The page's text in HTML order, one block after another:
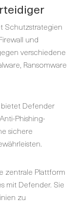
Schutzstrategien
und
verschiedene
Ransomware
bietet Defender
Phishing-
sichere
zentrale Plattform
mit Defender. Sie
zu